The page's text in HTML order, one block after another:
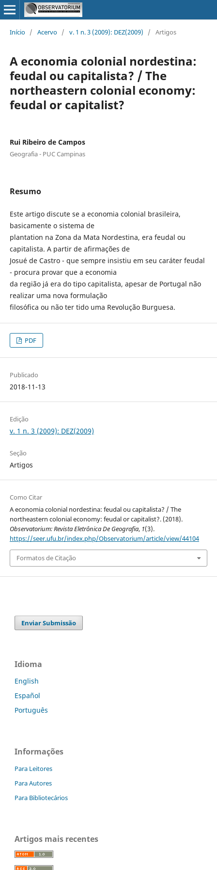
Início / Acervo / v. 1 n. 3 (2009): DEZ(2009) / Artigos
A economia colonial nordestina:
feudal ou capitalista? / The
northeastern colonial economy:
feudal or capitalist?
Rui Ribeiro de Campos
Geografia - PUC Campinas
Resumo
Este artigo discute se a economia colonial brasileira,
basicamente o sistema de
plantation na Zona da Mata Nordestina, era feudal ou
capitalista. A partir de afirmações de
Josué de Castro - que sempre insistiu em seu caráter feudal
- procura provar que a economia
da região já era do tipo capitalista, apesar de Portugal não
realizar uma nova formulação
filosófica ou não ter tido uma Revolução Burguesa.
PDF
Publicado
2018-11-13
Edição
v. 1 n. 3 (2009): DEZ(2009)
Seção
Artigos
Como Citar
A economia colonial nordestina: feudal ou capitalista? / The
northeastern colonial economy: feudal or capitalist?. (2018).
Observatorium: Revista Eletrônica De Geografia, 1(3).
https://seer.ufu.br/index.php/Observatorium/article/view/44104
Formatos de Citação
Enviar Submissão
Idioma
English
Español
Português
Informações
Para Leitores
Para Autores
Para Bibliotecários
Artigos mais recentes